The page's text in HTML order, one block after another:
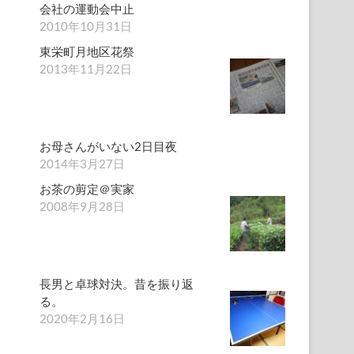
会社の運動会中止
2010年10月31日
東栄町月地区花祭
2013年11月22日
お母さんがいない2日目夜
2014年3月27日
お茶の剪定＠実家
2008年9月28日
長男と卓球対決。昔を振り返
る。
2020年2月16日